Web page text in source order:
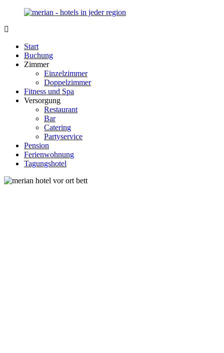
Zurück
Inhalt
Hotel.de
Portal
Hotels,
Unterkunft
Reisen
Deutschland
Start
Buchung
Zimmer
Einzelzimmer
Doppelzimmer
Fitness und Spa
Versorgung
Restaurant
Bar
Catering
Partyservice
Pension
Ferienwohnung
Tagungshotel